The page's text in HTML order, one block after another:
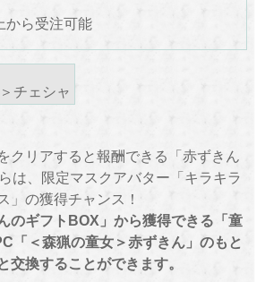
から受注可能
チェシャ
クリアすると報酬できる「赤ずきん
は、限定マスクアバター「キラキラ
」の獲得チャンス！
のギフトBOX」から獲得できる「童
「＜森猟の童女＞赤ずきん」のもと
交換することができます。